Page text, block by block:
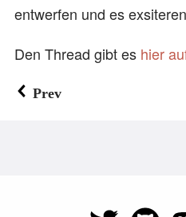
entwerfen und es
Den Thread gibt es hier
Prev